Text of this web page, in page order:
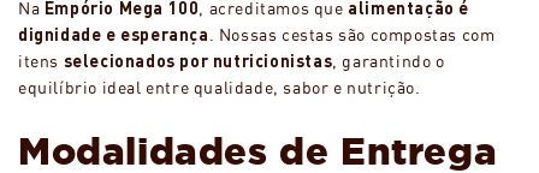
Na Empório Mega 100, acreditamos que alimentação é
dignidade e esperança . Nossas cestas são compostas com
itens selecionados por nutricionistas, garantindo o
equilíbrio ideal entre qualidade, sabor e nutrição.
Modalidades de Entrega